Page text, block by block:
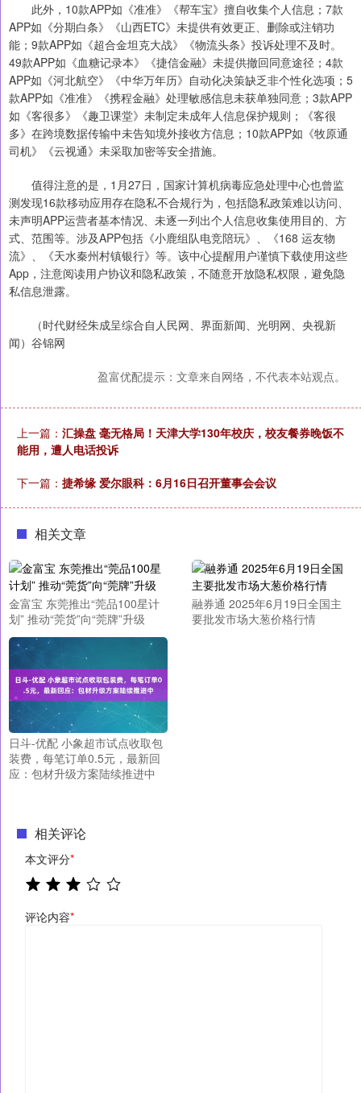
此外，10款APP如《准准》《帮车宝》擅自收集个人信息；7款
APP如《分期白条》《山西ETC》未提供有效更正、删除或注销功
能；9款APP如《超合金坦克大战》《物流头条》投诉处理不及时。
49款APP如《血糖记录本》《捷信金融》未提供撤回同意途径；4款
APP如《河北航空》《中华万年历》自动化决策缺乏非个性化选项；5
款APP如《准准》《携程金融》处理敏感信息未获单独同意；3款APP
如《客很多》《趣卫课堂》未制定未成年人信息保护规则；《客很
多》在跨境数据传输中未告知境外接收方信息；10款APP如《牧原通
司机》《云视通》未采取加密等安全措施。
值得注意的是，1月27日，国家计算机病毒应急处理中心也曾监
测发现16款移动应用存在隐私不合规行为，包括隐私政策难以访问、
未声明APP运营者基本情况、未逐一列出个人信息收集使用目的、方
式、范围等。涉及APP包括《小鹿组队电竞陪玩》、《168 运友物
流》、《天水秦州村镇银行》等。该中心提醒用户谨慎下载使用这些
App，注意阅读用户协议和隐私政策，不随意开放隐私权限，避免隐
私信息泄露。
（时代财经朱成呈综合自人民网、界面新闻、光明网、央视新
闻）谷锦网
盈富优配提示：文章来自网络，不代表本站观点。
上一篇： 汇操盘 毫无格局！天津大学130年校庆，校友餐券晚饭不
能用，遭人电话投诉
下一篇： 捷希缘 爱尔眼科：6月16日召开董事会会议
相关文章
金富宝 东莞推出“莞品100星计
划” 推动“莞货”向“莞牌”升级
融券通 2025年6月19日全国主
要批发市场大葱价格行情
日斗-优配 小象超市试点收取包
装费，每笔订单0.5元，最新回
应：包材升级方案陆续推进中
相关评论
本文评分*
评论内容*